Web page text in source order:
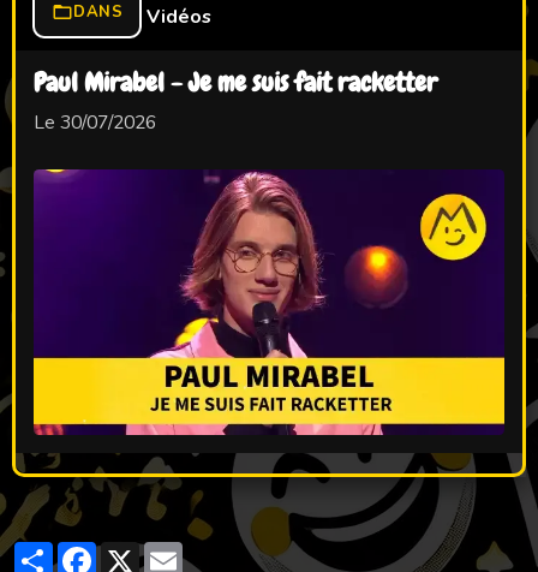
DANS Vidéos
Paul Mirabel - Je me suis fait racketter
Le 30/07/2026
PartagerFacebook
X Email